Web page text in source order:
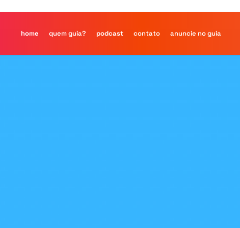
home quem guia? podcast contato anuncie no guia